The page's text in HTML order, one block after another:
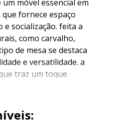
um móvel essencial em
fornece espaço
socialização. feita a
como carvalho,
de mesa se destaca
e versatilidade. a
traz um toque
ambientes, além de